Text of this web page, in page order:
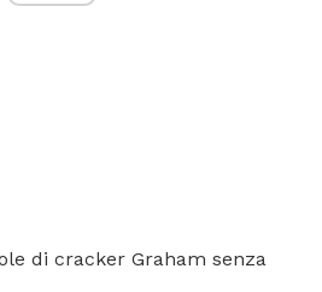
di cracker Graham senza